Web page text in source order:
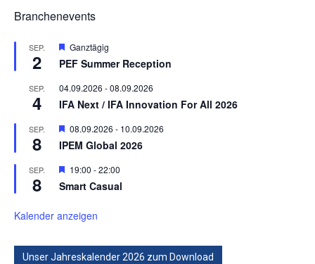
Branchenevents
SEP.
2
Hervorgehoben
Ganztägig
PEF Summer Reception
SEP.
4
04.09.2026 -08.09.2026
IFA Next / IFA Innovation For All 2026
SEP.
8
Hervorgehoben
08.09.2026 - 10.09.2026
IPEM Global 2026
SEP.
8
Hervorgehoben
19:00 -22:00
Smart Casual
Kalender anzeigen
Unser Jahreskalender 2026 zum Download